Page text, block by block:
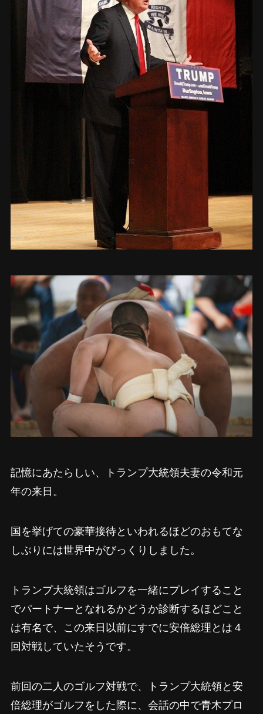
記憶にあたらしい、トランプ大統領夫妻の令和元
年の来日。
国を挙げての豪華接待といわれるほどのおもてな
しぶりには世界中がびっくりしました。
トランプ大統領はゴルフを一緒にプレイすること
でパートナーとなれるかどうか診断するほどこと
は有名で、この来日以前にすでに安倍総理とは４
回対戦していたそうです。
前回の二人のゴルフ対戦で、トランプ大統領と安
倍総理がゴルフをした際に、会話の中で青木プロ